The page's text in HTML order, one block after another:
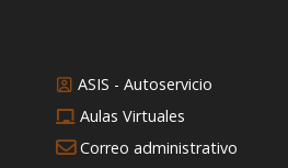
ASIS - Autoservicio
Aulas Virtuales
Correo administrativo